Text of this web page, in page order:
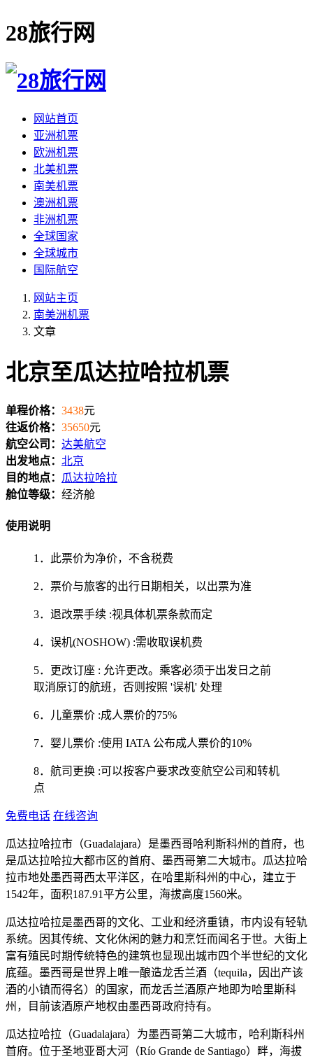
28旅行网
网站首页
亚洲机票
欧洲机票
北美机票
南美机票
澳洲机票
非洲机票
全球国家
全球城市
国际航空
网站主页
南美洲机票
文章
北京至瓜达拉哈拉机票
单程价格： 3438元
往返价格： 35650元
航空公司： 达美航空
出发地点： 北京
目的地点： 瓜达拉哈拉
舱位等级： 经济舱
使用说明
1．此票价为净价，不含税费
2．票价与旅客的出行日期相关，以出票为准
3．退改票手续 :视具体机票条款而定
4．误机(NOSHOW) :需收取误机费
5．更改订座 : 允许更改。乘客必须于出发日之前
取消原订的航班，否则按照 '误机' 处理
6．儿童票价 :成人票价的75%
7．婴儿票价 :使用 IATA 公布成人票价的10%
8．航司更换 :可以按客户要求改变航空公司和转机
点
免费电话 在线咨询
瓜达拉哈拉市（Guadalajara）是墨西哥哈利斯科州的首府，也
是瓜达拉哈拉大都市区的首府、墨西哥第二大城市。瓜达拉哈
拉市地处墨西哥西太平洋区，在哈里斯科州的中心，建立于
1542年，面积187.91平方公里，海拔高度1560米。
瓜达拉哈拉是墨西哥的文化、工业和经济重镇，市内设有轻轨
系统。因其传统、文化休闲的魅力和烹饪而闻名于世。大街上
富有殖民时期传统特色的建筑也显现出城市四个半世纪的文化
底蕴。墨西哥是世界上唯一酿造龙舌兰酒（tequila，因出产该
酒的小镇而得名）的国家，而龙舌兰酒原产地即为哈里斯科
州，目前该酒原产地权由墨西哥政府持有。
瓜达拉哈拉（Guadalajara）为墨西哥第二大城市，哈利斯科州
首府。位于圣地亚哥大河（Río Grande de Santiago）畔，海拔